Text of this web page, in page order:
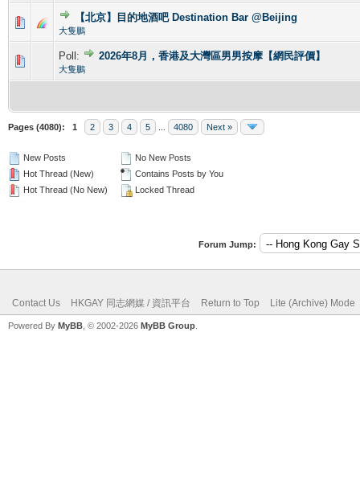
【北京】目的地酒吧 Destination Bar @Beijing
大隻鵬
0 Vote(s) - 0 out of 5 in Average
12345
Poll: 2026年8月，香港及大灣區男男按摩【網民評價】
大隻鵬
0 Vote(s) - 0 out of 5 in Average
12345
Pages (4080): 1 2 3 4 5 4080 Next »
New Posts
Hot Thread (New)
Hot Thread (No New)
No New Posts
Contains Posts by You
Locked Thread
Forum Jump:
Contact Us HKGAY 同志網媒 / 資訊平台 Return to Top Lite (Archive) Mode
Powered By MyBB , © 2002-2026 MyBB Group